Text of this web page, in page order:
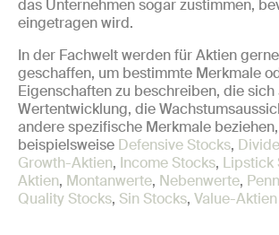
das Unternehmen sogar zustimmen,
eingetragen wird.
In der Fachwelt werden für Aktien
geschaffen, um bestimmte Merkmale
Eigenschaften zu beschreiben, die sich
Wertentwicklung, die
andere spezifische Merkmale
beispielsweise Defensive Stocks,
Growth-Aktien, Income Stocks, Lipstick
Aktien, Montanwerte, Nebenwerte,
Quality Stocks, Sin Stocks, Value-Aktien